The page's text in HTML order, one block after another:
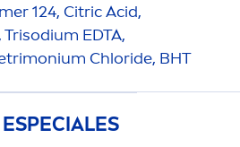
124, Citric Acid,
EDTA,
Chloride, BHT